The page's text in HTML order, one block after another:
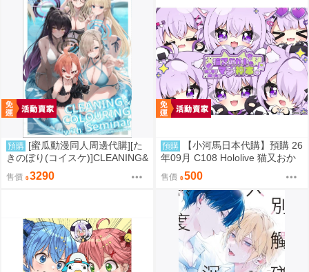
預購 [蜜瓜動漫同人周邊代購][た
きのぼり(コイスケ)]CLEANING&
COLOURING with Seminar メ
ロンブックス新刊セット【メロ
軸特典版)(同人誌)
售價 3290
預購
【小河馬日本代購】預購 26
年09月 C108 Hololive 猫又おか
ゆのMOGUMOGUマジ神本 繪
師:むーらん 神岡ちろる
售價 500